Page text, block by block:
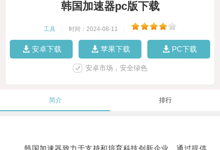
韩国加速器pc版下载
工具 时间：2024-08-11
安卓下载 苹果下载 PC下载
安卓市场，安全绿色
简介 排行